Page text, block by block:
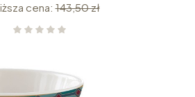
cena: 143,50 zł